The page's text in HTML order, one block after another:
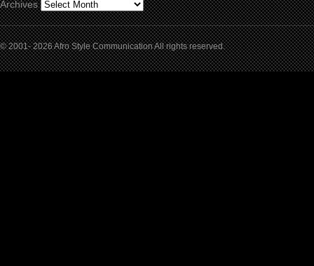
Archives
© 2001- 2026 Afro Style Communication All rights reserved.